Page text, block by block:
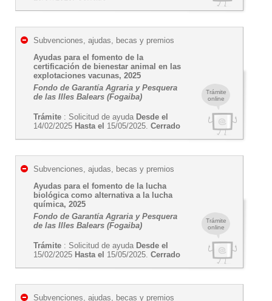
Trámite
online
Subvenciones, ajudas, becas y premios
Ayudas para el fomento de la
certificación de bienestar animal en las
explotaciones vacunas, 2025
Fondo de Garantía Agraria y Pesquera
de las Illes Balears (Fogaiba)
Trámite : Solicitud de ayuda Desde el
14/02/2025 Hasta el 15/05/2025. Cerrado
Trámite
online
Subvenciones, ajudas, becas y premios
Ayudas para el fomento de la lucha
biológica como alternativa a la lucha
química, 2025
Fondo de Garantía Agraria y Pesquera
de las Illes Balears (Fogaiba)
Trámite : Solicitud de ayuda Desde el
15/02/2025 Hasta el 15/05/2025. Cerrado
Subvenciones, ajudas, becas y premios